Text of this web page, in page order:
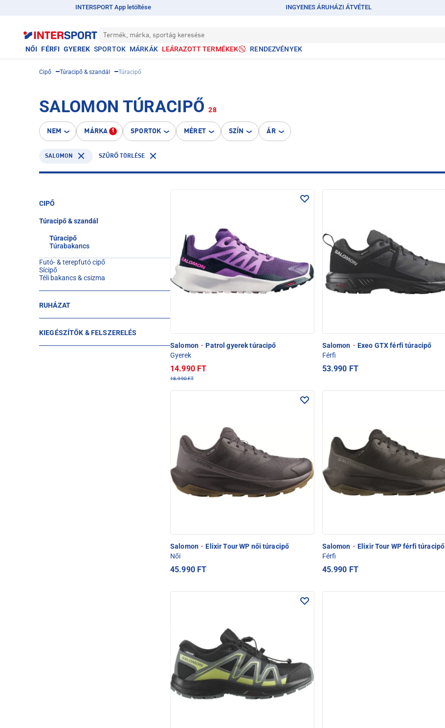
INTERSPORT App letöltése INGYENES ÁRUHÁZI ÁTVÉTEL
Termék, márka, sportág keresése
NŐI FÉRFI GYEREK SPORTOK MÁRKÁK LEÁRAZOTT TERMÉKEK RENDEZVÉNYEK
Cipő Túracipő & szandál Túracipő
SALOMON TÚRACIPŐ 28
NEM MÁRKA 1 SPORTOK MÉRET SZÍN ÁR
SALOMON SZŰRŐ TÖRLÉSE
CIPŐ
Túracipő & szandál
Túracipő
Túrabakancs
Futó- & terepfutó cipő
Sícipő
Téli bakancs & csizma
RUHÁZAT
KIEGÉSZÍTŐK & FELSZERELÉS
Salomon · Patrol gyerek túracipő
Gyerek
14.990 FT
18.990 FT
Salomon · Exeo GTX férfi túracipő
Férfi
53.990 FT
Salomon · Elixir Tour WP női túracipő
Női
45.990 FT
Salomon · Elixir Tour WP férfi túracipő
Férfi
45.990 FT